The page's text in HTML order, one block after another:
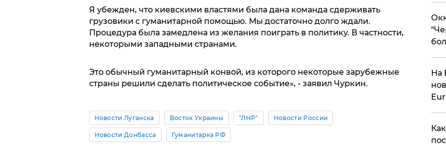
Я убежден, что киевскими властями была дана команда сдерживать
грузовики с гуманитарной помощью. Мы достаточно долго ждали.
Процедура была замедлена из желания поиграть в политику. В частности,
некоторыми западными странами.
Это обычный гуманитарный конвой, из которого некоторые зарубежные
страны решили сделать политическое событие», - заявил Чуркин.
Новости Луганска Восток Украины "ЛНР" Новости России
Новости Донбасса Гуманитарка РФ
На